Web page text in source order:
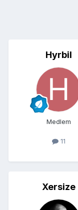
Hyrbil
Medlem
11
Xersize